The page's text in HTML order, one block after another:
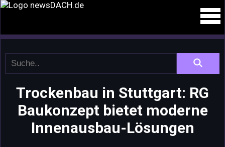
Trockenbau in Stuttgart: RG
Baukonzept bietet moderne
Innenausbau-Lösungen